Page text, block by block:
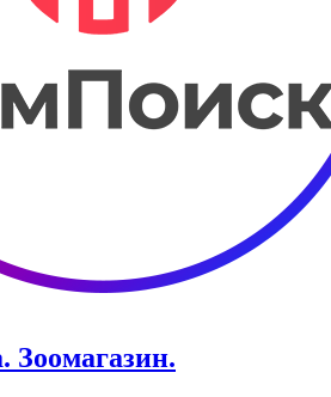
Зоомагазин.